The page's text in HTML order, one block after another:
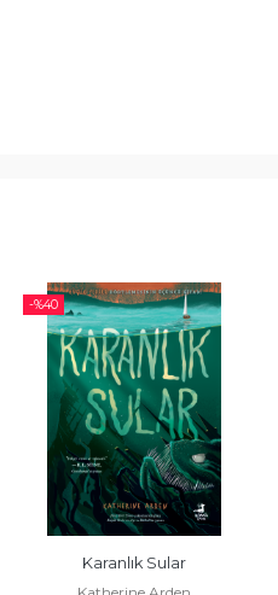
-%40
Karanlık Sular